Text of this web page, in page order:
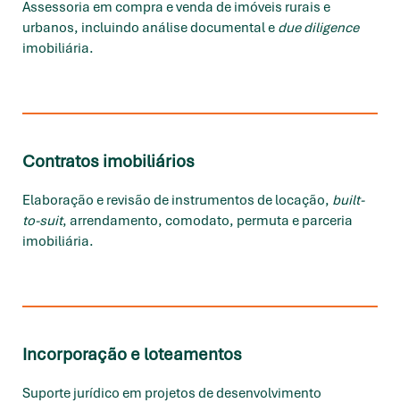
Assessoria em compra e venda de imóveis rurais e
urbanos, incluindo análise documental e due diligence
imobiliária.
Contratos imobiliários
Elaboração e revisão de instrumentos de locação, built-
to-suit, arrendamento, comodato, permuta e parceria
imobiliária.
Incorporação e loteamentos
Suporte jurídico em projetos de desenvolvimento